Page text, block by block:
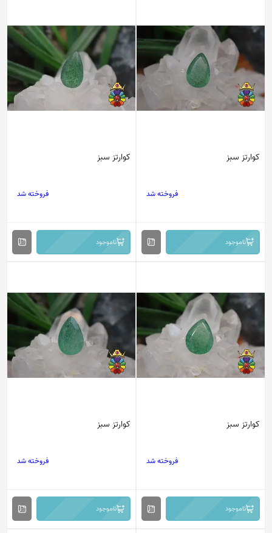
کوارتز سبز
فروخته شد
ناموجود
کوارتز سبز
فروخته شد
ناموجود
کوارتز سبز
فروخته شد
ناموجود
کوارتز سبز
فروخته شد
ناموجود